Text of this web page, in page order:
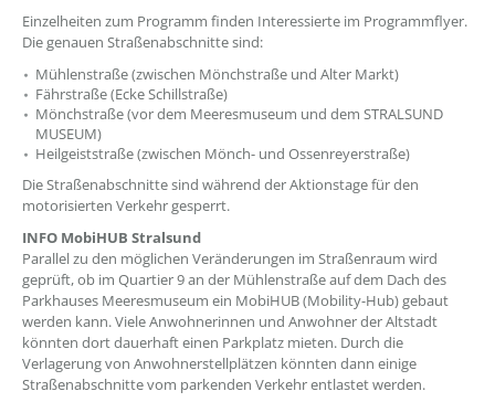
Einzelheiten zum Programm finden Interessierte im Programmflyer.
Die genauen Straßenabschnitte sind:
Mühlenstraße (zwischen Mönchstraße und Alter Markt)
Fährstraße (Ecke Schillstraße)
Mönchstraße (vor dem Meeresmuseum und dem STRALSUND
MUSEUM)
Heilgeiststraße (zwischen Mönch- und Ossenreyerstraße)
Die Straßenabschnitte sind während der Aktionstage für den
motorisierten Verkehr gesperrt.
INFO MobiHUB Stralsund
Parallel zu den möglichen Veränderungen im Straßenraum wird
geprüft, ob im Quartier 9 an der Mühlenstraße auf dem Dach des
Parkhauses Meeresmuseum ein MobiHUB (Mobility-Hub) gebaut
werden kann. Viele Anwohnerinnen und Anwohner der Altstadt
könnten dort dauerhaft einen Parkplatz mieten. Durch die
Verlagerung von Anwohnerstellplätzen könnten dann einige
Straßenabschnitte vom parkenden Verkehr entlastet werden.